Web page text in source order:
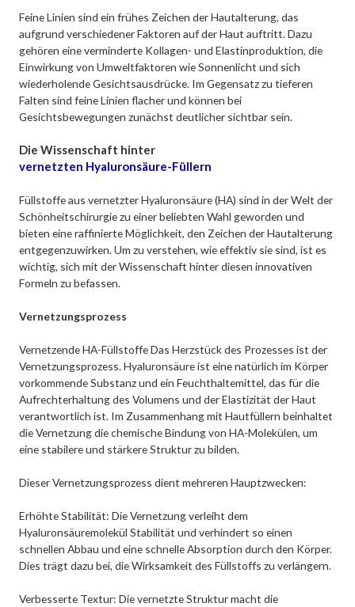
Feine Linien sind ein frühes Zeichen der Hautalterung, das
aufgrund verschiedener Faktoren auf der Haut auftritt. Dazu
gehören eine verminderte Kollagen- und Elastinproduktion, die
Einwirkung von Umweltfaktoren wie Sonnenlicht und sich
wiederholende Gesichtsausdrücke. Im Gegensatz zu tieferen
Falten sind feine Linien flacher und können bei
Gesichtsbewegungen zunächst deutlicher sichtbar sein.
Die Wissenschaft hinter
vernetzten Hyaluronsäure-Füllern
Füllstoffe aus vernetzter Hyaluronsäure (HA) sind in der Welt der
Schönheitschirurgie zu einer beliebten Wahl geworden und
bieten eine raffinierte Möglichkeit, den Zeichen der Hautalterung
entgegenzuwirken. Um zu verstehen, wie effektiv sie sind, ist es
wichtig, sich mit der Wissenschaft hinter diesen innovativen
Formeln zu befassen.
Vernetzungsprozess
Vernetzende HA-Füllstoffe Das Herzstück des Prozesses ist der
Vernetzungsprozess. Hyaluronsäure ist eine natürlich im Körper
vorkommende Substanz und ein Feuchthaltemittel, das für die
Aufrechterhaltung des Volumens und der Elastizität der Haut
verantwortlich ist. Im Zusammenhang mit Hautfüllern beinhaltet
die Vernetzung die chemische Bindung von HA-Molekülen, um
eine stabilere und stärkere Struktur zu bilden.
Dieser Vernetzungsprozess dient mehreren Hauptzwecken:
Erhöhte Stabilität: Die Vernetzung verleiht dem
Hyaluronsäuremolekül Stabilität und verhindert so einen
schnellen Abbau und eine schnelle Absorption durch den Körper.
Dies trägt dazu bei, die Wirksamkeit des Füllstoffs zu verlängern.
Verbesserte Textur: Die vernetzte Struktur macht die